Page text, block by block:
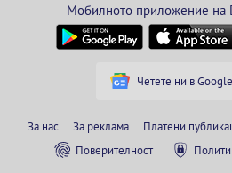
Мобилното приложение на
Четете ни в
За нас За реклама Платени
Поверителност